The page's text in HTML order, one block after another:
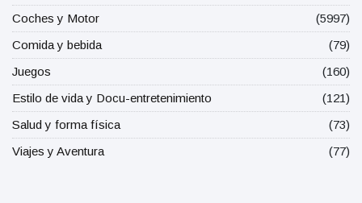
Coches y Motor
(5997)
Comida y bebida
(79)
Juegos
(160)
Estilo de vida y Docu-entretenimiento
(121)
Salud y forma física
(73)
Viajes y Aventura
(77)